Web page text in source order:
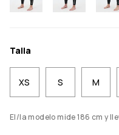
Talla
XS S M
El/la modelo mide 186 cm y